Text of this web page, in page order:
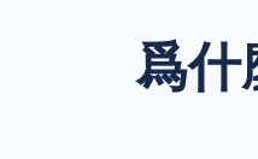
爲